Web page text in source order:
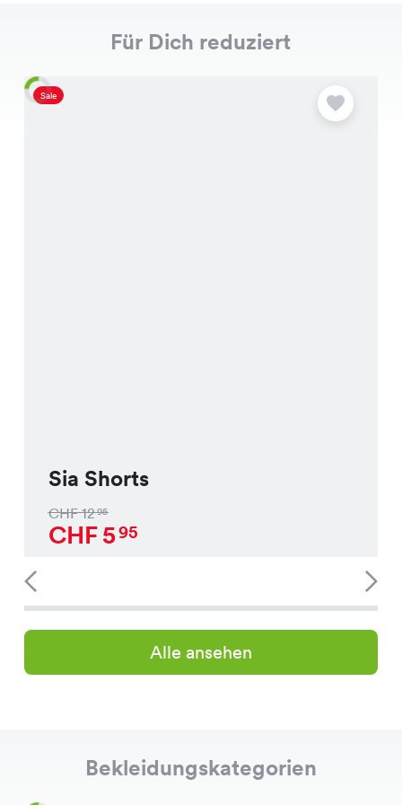
Für Dich reduziert
Sale
Sia Shorts
CHF1295
CHF595
Alle ansehen
Bekleidungskategorien